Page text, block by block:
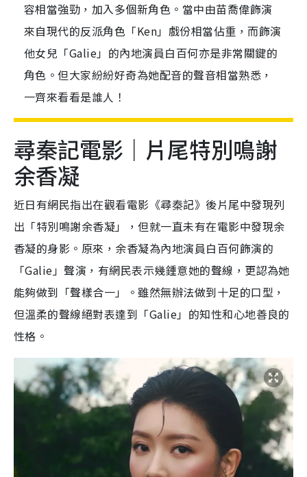
容相當強勁，加入多個新角色。當中由苗喬偉飾演
來自現代的反派角色「Ken」戲份相當佔重，而飾演
他女兒「Galie」的內地演員白百何亦是非常關鍵的
角色。但大家紛紛好奇為她配音的聲音相當熟悉，
一齊來看看是誰人！
尋秦記電影｜片尾特別鳴謝
余香凝
近日有網民指出在觀看電影《尋秦記》後片尾中發現列
出「特別鳴謝余香凝」，但就一直未有在電影中發現余
香凝的身影。原來，余香凝為內地演員白百何飾演的
「Galie」聲演，有網民表示幾鍾意她的聲線，更認為她
能夠做到「聲樣合一」。雖然無辦法做到十足的口型，
但溫柔的聲線絕對表達到「Galie」的知性和心地善良的
性格。